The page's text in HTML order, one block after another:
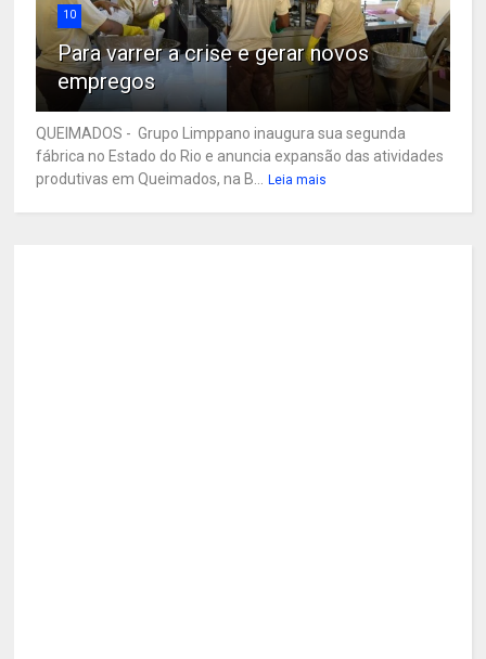
10
Para varrer a crise e gerar novos
empregos
QUEIMADOS - Grupo Limppano inaugura sua segunda
fábrica no Estado do Rio e anuncia expansão das atividades
produtivas em Queimados, na B...
Leia mais